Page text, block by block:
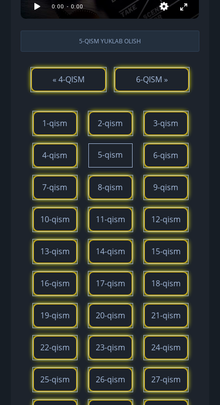
5-QISM YUKLAB OLISH
« 4-QISM 6-QISM »
1-qism 2-qism 3-qism
4-qism 5-qism 6-qism
7-qism 8-qism 9-qism
10-qism 11-qism 12-qism
13-qism 14-qism 15-qism
16-qism 17-qism 18-qism
19-qism 20-qism 21-qism
22-qism 23-qism 24-qism
25-qism 26-qism 27-qism